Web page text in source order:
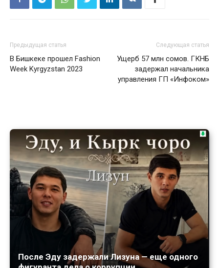
Предыдущая статья
В Бишкеке прошел Fashion
Week Kyrgyzstan 2023
Следующая статья
Ущерб 57 млн сомов. ГКНБ
задержал начальника
управления ГП «Инфоком»
После Эду задержали Лизуна — еще одного